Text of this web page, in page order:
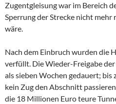
Zugentgleisung war im Bereich
Sperrung der Strecke nicht mehr
wäre.
Nach dem Einbruch wurden die
verfüllt. Die Wieder-Freigabe
als sieben Wochen gedauert;
kein Zug den Abschnitt
die 18 Millionen Euro teure